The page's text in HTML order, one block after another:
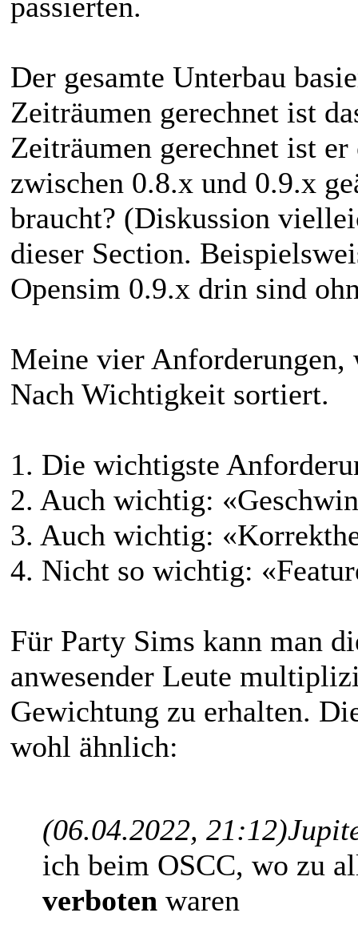
Der gesamte Unterbau
Zeiträumen gerechnet ist
Zeiträumen gerechnet ist
zwischen 0.8.x und 0.9.x
braucht? (Diskussion
dieser Section.
Opensim 0.9.x drin sind
Meine vier Anforderungen,
Nach Wichtigkeit sortiert.
1. Die wichtigste
2. Auch wichtig:
3. Auch wichtig:
4. Nicht so wichtig:
Für Party Sims kann man
anwesender Leute
Gewichtung zu erhalten.
wohl ähnlich:
(06.04.2022, 21:12)
ich beim OSCC, wo zu
verboten waren